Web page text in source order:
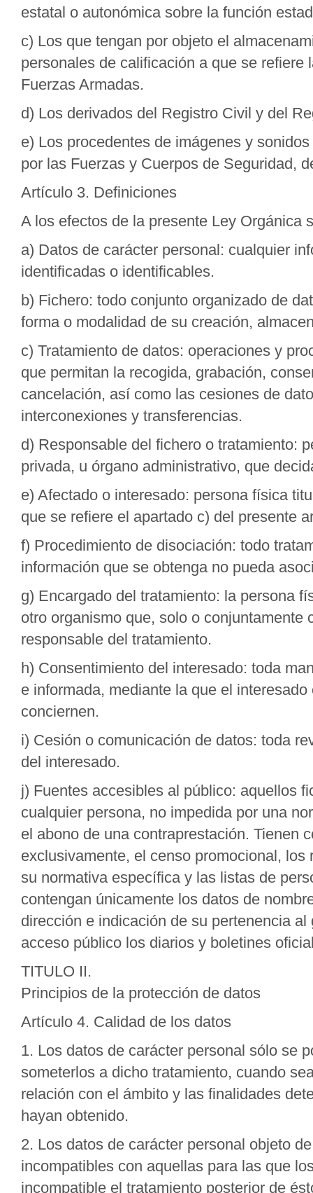
estatal o autonómica sobre la función
c) Los que tengan por objeto el
personales de calificación a que se
Fuerzas Armadas.
d) Los derivados del Registro Civil y del
e) Los procedentes de imágenes y
por las Fuerzas y Cuerpos de Seguridad,
Artículo 3. Definiciones
A los efectos de la presente Ley Orgánica
a) Datos de carácter personal: cualquier
identificadas o identificables.
b) Fichero: todo conjunto organizado de
forma o modalidad de su creación,
c) Tratamiento de datos: operaciones y
que permitan la recogida, grabación,
cancelación, así como las cesiones de
interconexiones y transferencias.
d) Responsable del fichero o tratamiento:
privada, u órgano administrativo, que
e) Afectado o interesado: persona física
que se refiere el apartado c) del presente
f) Procedimiento de disociación: todo
información que se obtenga no pueda
g) Encargado del tratamiento: la persona
otro organismo que, solo o
responsable del tratamiento.
h) Consentimiento del interesado: toda
e informada, mediante la que el
conciernen.
i) Cesión o comunicación de datos: toda
del interesado.
j) Fuentes accesibles al público: aquellos
cualquier persona, no impedida por una
el abono de una contraprestación. Tienen
exclusivamente, el censo promocional,
su normativa específica y las listas de
contengan únicamente los datos de
dirección e indicación de su pertenencia
acceso público los diarios y boletines
TITULO II.
Principios de la protección de datos
Artículo 4. Calidad de los datos
1. Los datos de carácter personal sólo se
someterlos a dicho tratamiento, cuando
relación con el ámbito y las finalidades
hayan obtenido.
2. Los datos de carácter personal objeto
incompatibles con aquellas para las que
incompatible el tratamiento posterior de